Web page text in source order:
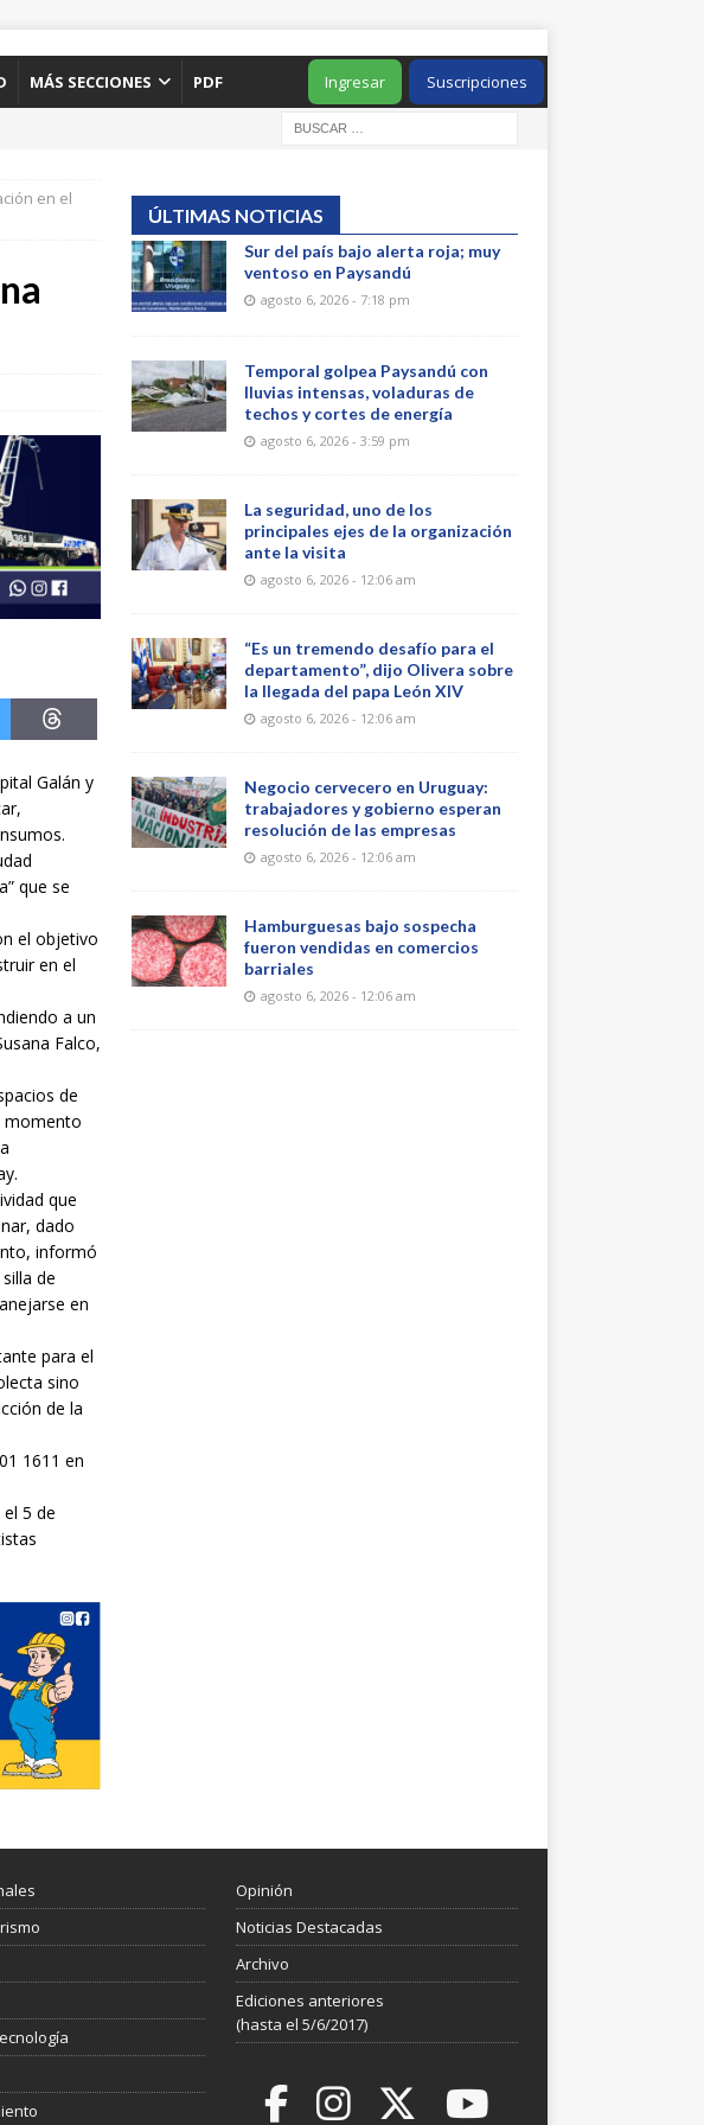
MÁS SECCIONES PDF Suscripciones
Ingresar
en el
Galán y
que se
el objetivo
en el
a un
Falco,
de
momento
que
dado
informó
de
en
para el
sino
de la
1611 en
5 de
ÚLTIMAS NOTICIAS
Sur del país bajo alerta roja; muy
ventoso en Paysandú
agosto 6, 2026 - 7:18 pm
Temporal golpea Paysandú con
lluvias intensas, voladuras de
techos y cortes de energía
agosto 6, 2026 - 3:59 pm
La seguridad, uno de los
principales ejes de la organización
ante la visita
agosto 6, 2026 - 12:06 am
“Es un tremendo desafío para el
departamento”, dijo Olivera sobre
la llegada del papa León XIV
agosto 6, 2026 - 12:06 am
Negocio cervecero en Uruguay:
trabajadores y gobierno esperan
resolución de las empresas
agosto 6, 2026 - 12:06 am
Hamburguesas bajo sospecha
fueron vendidas en comercios
barriales
agosto 6, 2026 - 12:06 am
Opinión
Noticias Destacadas
Archivo
Ediciones anteriores
(hasta el 5/6/2017)